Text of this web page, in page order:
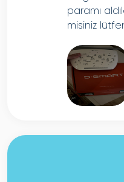
paramı
misiniz